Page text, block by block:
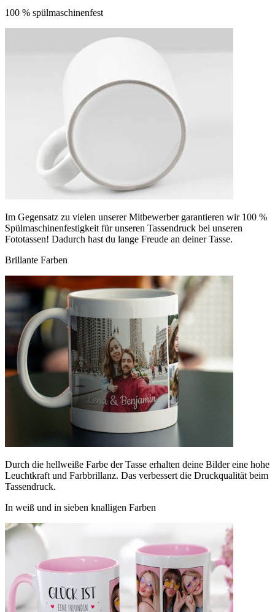
100 % spülmaschinenfest
Im Gegensatz zu vielen unserer Mitbewerber garantieren wir 100 %
Spülmaschinenfestigkeit für unseren Tassendruck bei unseren
Fototassen! Dadurch hast du lange Freude an deiner Tasse.
Brillante Farben
Durch die hellweiße Farbe der Tasse erhalten deine Bilder eine hohe
Leuchtkraft und Farbbrillanz. Das verbessert die Druckqualität beim
Tassendruck.
In weiß und in sieben knalligen Farben